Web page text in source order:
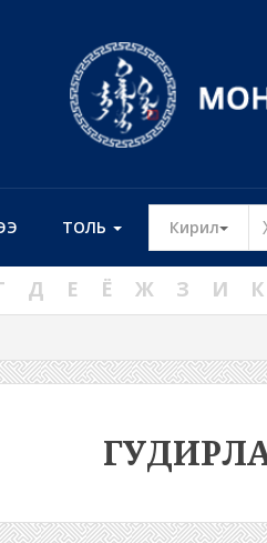
ТОЛЬ Кирил
Д Е Ё Ж З И К